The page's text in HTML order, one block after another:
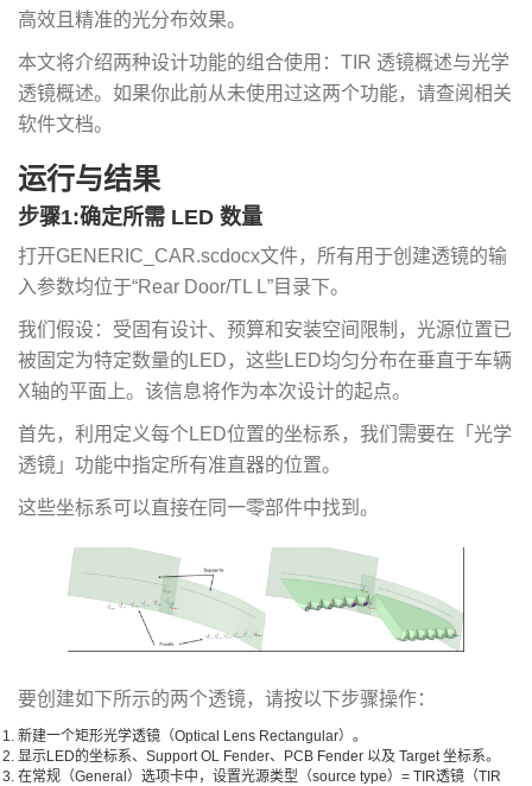
高效且精准的光分布效果。
本文将介绍两种设计功能的组合使用：TIR 透镜概述与光学
透镜概述。如果你此前从未使用过这两个功能，请查阅相关
软件文档。
运行与结果
步骤1:确定所需 LED 数量
打开GENERIC_CAR.scdocx文件，所有用于创建透镜的输
入参数均位于“Rear Door/TL L”目录下。
我们假设：受固有设计、预算和安装空间限制，光源位置已
被固定为特定数量的LED，这些LED均匀分布在垂直于车辆
X轴的平面上。该信息将作为本次设计的起点。
首先，利用定义每个LED位置的坐标系，我们需要在「光学
透镜」功能中指定所有准直器的位置。
这些坐标系可以直接在同一零部件中找到。
要创建如下所示的两个透镜，请按以下步骤操作：
新建一个矩形光学透镜（Optical Lens Rectangular）。
显示LED的坐标系、Support OL Fender、PCB Fender 以及 Target 坐标系。
在常规（General）选项卡中，设置光源类型（source type）= TIR透镜（TIR